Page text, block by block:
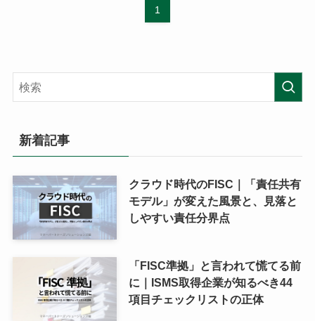
1
新着記事
クラウド時代のFISC｜「責任共有
モデル」が変えた風景と、見落と
しやすい責任分界点
「FISC準拠」と言われて慌てる前
に｜ISMS取得企業が知るべき44
項目チェックリストの正体